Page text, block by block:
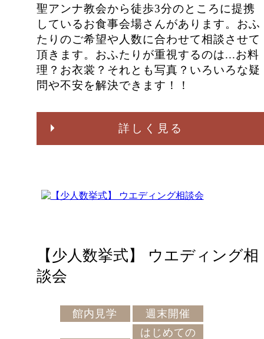
聖アンナ教会から徒歩3分のところに提携
しているお食事会場さんがあります。おふ
たりのご希望や人数に合わせて相談させて
頂きます。おふたりが重視するのは...お料
理？お衣裳？それとも写真？いろいろな疑
問や不安を解決できます！！
詳しく見る
【少人数挙式】 ウエディング相
談会
館内見学 週末開催
はじめての